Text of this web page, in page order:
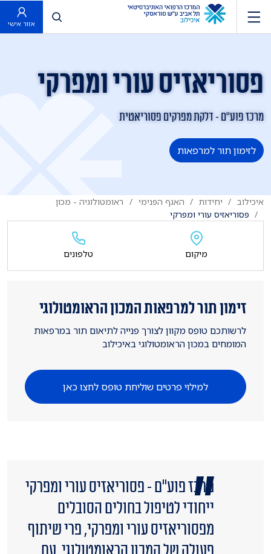
פתח חיפוש
אזור אישי
פסוריאזיס עורי ומפרקי
מרכז פוע"ם - דלקת מפרקים פסוריאטית
לזימון תור למרפאות
איכילוב יחידות האגף הפנימי
ראומטולוגיה - מכון
פסוריאזיס עורי ומפרקי
זימון תור למרפאות המכון הראומטולוגי
לרשותכם טופס מקוון לצורך פנייה לתיאום תור במרפאות
המומחים במכון הראומטולוגי באיכילוב
למילוי פרטים שוליחת טופס לחצו כאן
מרכז פוע"ם - פסוריאזיס עורי ומפרקי
ייחודי לטיפול בחולים הסובלים
מפסוריאזיס עורי ומפרקי, פרי שיתוף
מיקום טלפונים